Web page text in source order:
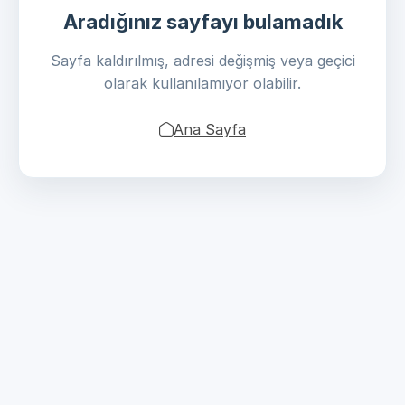
Aradığınız sayfayı bulamadık
Sayfa kaldırılmış, adresi değişmiş veya geçici
olarak kullanılamıyor olabilir.
Ana Sayfa